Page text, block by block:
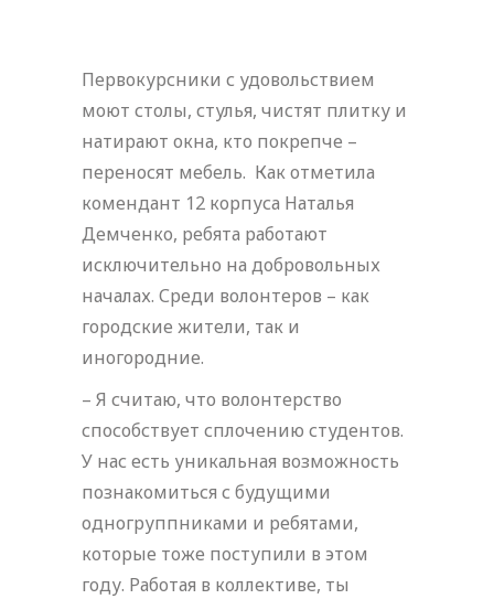
Первокурсники с удовольствием
моют столы, стулья, чистят плитку и
натирают окна, кто покрепче –
переносят мебель. Как отметила
комендант 12 корпуса Наталья
Демченко, ребята работают
исключительно на добровольных
началах. Среди волонтеров – как
городские жители, так и
иногородние.
– Я считаю, что волонтерство
способствует сплочению студентов.
У нас есть уникальная возможность
познакомиться с будущими
одногруппниками и ребятами,
которые тоже поступили в этом
году. Работая в коллективе, ты